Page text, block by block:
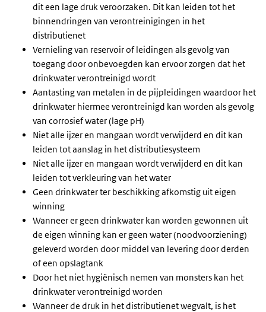
dit een lage druk veroorzaken. Dit kan leiden tot het
binnendringen van verontreinigingen in het
distributienet
Vernieling van reservoir of leidingen als gevolg van
toegang door onbevoegden kan ervoor zorgen dat het
drinkwater verontreinigd wordt
Aantasting van metalen in de pijpleidingen waardoor het
drinkwater hiermee verontreinigd kan worden als gevolg
van corrosief water (lage pH)
Niet alle ijzer en mangaan wordt verwijderd en dit kan
leiden tot aanslag in het distributiesysteem
Niet alle ijzer en mangaan wordt verwijderd en dit kan
leiden tot verkleuring van het water
Geen drinkwater ter beschikking afkomstig uit eigen
winning
Wanneer er geen drinkwater kan worden gewonnen uit
de eigen winning kan er geen water (noodvoorziening)
geleverd worden door middel van levering door derden
of een opslagtank
Door het niet hygiënisch nemen van monsters kan het
drinkwater verontreinigd worden
Wanneer de druk in het distributienet wegvalt, is het